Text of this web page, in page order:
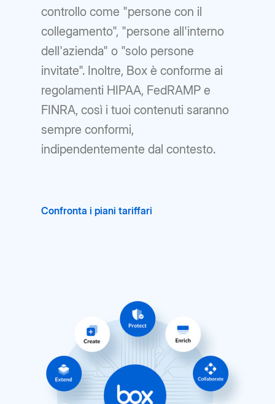
controllo come "persone con il
collegamento", "persone all'interno
dell'azienda" o "solo persone
invitate". Inoltre, Box è conforme ai
regolamenti HIPAA, FedRAMP e
FINRA, così i tuoi contenuti saranno
sempre conformi,
indipendentemente dal contesto.
Confronta i piani tariffari